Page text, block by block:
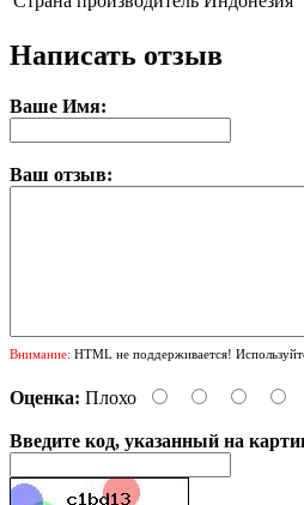
Написать отзыв
Ваше Имя:
Ваш отзыв:
Внимание: HTML не поддерживается!
Оценка: Плохо
Введите код, указанный на